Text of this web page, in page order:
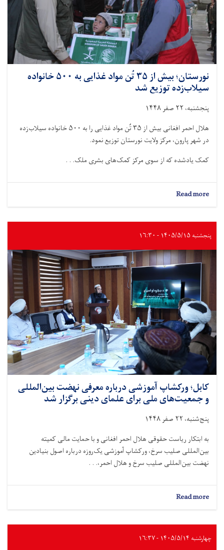
نورستان؛ بیش از ۳۵ تُن مواد غذایی به ۵۰۰ خانواده
سیلاب‌زده توزیع شد
پنجشنبه، ۲۲ صفر ۱۴۴۸
هلال احمر افغانی بیش از ۳۵ تُن مواد غذایی را به ۵۰۰ خانواده سیلاب‌زده
در شهر پارون، مرکز ولایت نورستان توزیع نمود.
کمک یادشده که از سوی مرکز کمک‌های بشرى ملک. . .
Read more
نورستان؛
از
۳۵
مواد
غذایی
۵۰۰
خانواده
سیلاب‌زده
توزیع
شد
پنجشنبه ۱۴۰۵/۵/۱۵ - ۱۶:۳۰
کابل؛ ورکشاپ آموزشی درباره معرفی نهضت بین‌المللی
و جمعیت‌های ملی برای علمای دینی برگزار شد
پنج‌شنبه، ۲۲ صفر ۱۴۴۸
به ابتکار ریاست حقوقی هلال احمر افغانی و با حمایت مالی کمیته
بین‌المللی صلیب سرخ، ورکشاپ آموزشی یک‌روزه درباره اصول بنیادین
نهضت بین‌المللی صلیب سرخ و هلال احمر،. . .
Read more
کابل؛
آموزشی
درباره
چهارشنبه ۱۴۰۵/۵/۱۴ - ۱۶:۳۷